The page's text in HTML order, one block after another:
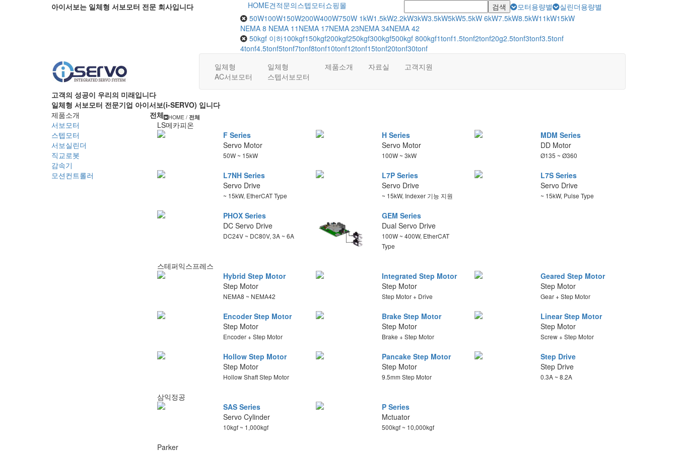
아이서보는 일체형 서보모터 전문 회사입니다 HOME견적문의스텝모터쇼핑몰 검색 모터용량별
실린더용량별
50W100W150W200W400W750W 1kW1.5kW2.2kW3kW3.5kW5kW5.5kW 6kW7.5kW8.5kW11kW15kW
NEMA 8 NEMA 11 NEMA 17NEMA 23NEMA 34NEMA 42
50kgf 이하100kgf150kgf200kgf250kgf300kgf500kgf 800kgf1tonf1.5tonf2tonf20g2.5tonf3tonf3.5tonf
4tonf4.5tonf5tonf7tonf8tonf10tonf12tonf15tonf20tonf30tonf
일체형
AC서보모터
일체형
스텝서보모터
제품소개 자료실 고객지원
고객의 성공이 우리의 미래입니다
일체형 서보모터 전문기업 아이서보(i-SERVO) 입니다
제품소개
서보모터
스텝모터
서보실린더
직교로봇
감속기
모션컨트롤러
전체 HOME / 전체
LS메카피온
F Series
Servo Motor
50W ~ 15kW
H Series
Servo Motor
100W ~ 3kW
MDM Series
DD Motor
Ø135 ~ Ø360
L7NH Series
Servo Drive
~ 15kW, EtherCAT Type
L7P Series
Servo Drive
~ 15kW, Indexer 기능 지원
L7S Series
Servo Drive
~ 15kW, Pulse Type
PHOX Series
DC Servo Drive
DC24V ~ DC80V, 3A ~ 6A
GEM Series
Dual Servo Drive
100W ~ 400W, EtherCAT
Type
스테퍼익스프레스
Hybrid Step Motor
Step Motor
NEMA8 ~ NEMA42
Integrated Step Motor
Step Motor
Step Motor + Drive
Geared Step Motor
Step Motor
Gear + Step Motor
Encoder Step Motor
Step Motor
Encoder + Step Motor
Brake Step Motor
Step Motor
Brake + Step Motor
Linear Step Motor
Step Motor
Screw + Step Motor
Hollow Step Motor
Step Motor
Hollow Shaft Step Motor
Pancake Step Motor
Step Motor
9.5mm Step Motor
Step Drive
Step Drive
0.3A ~ 8.2A
삼익정공
SAS Series
Servo Cylinder
10kgf ~ 1,000kgf
P Series
Mctuator
500kgf ~ 10,000kgf
Parker